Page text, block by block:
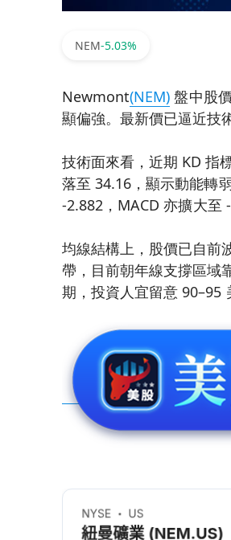
NEM-5.03%
Newmont(NEM) 盤中股
顯偏強。最新價已逼近技
技術面來看，近期 KD 指
落至 34.16，顯示動能轉
-2.882，MACD 亦擴大至
均線結構上，股價已自前
帶，目前朝年線支撐區
期，投資人宜留意 90–95